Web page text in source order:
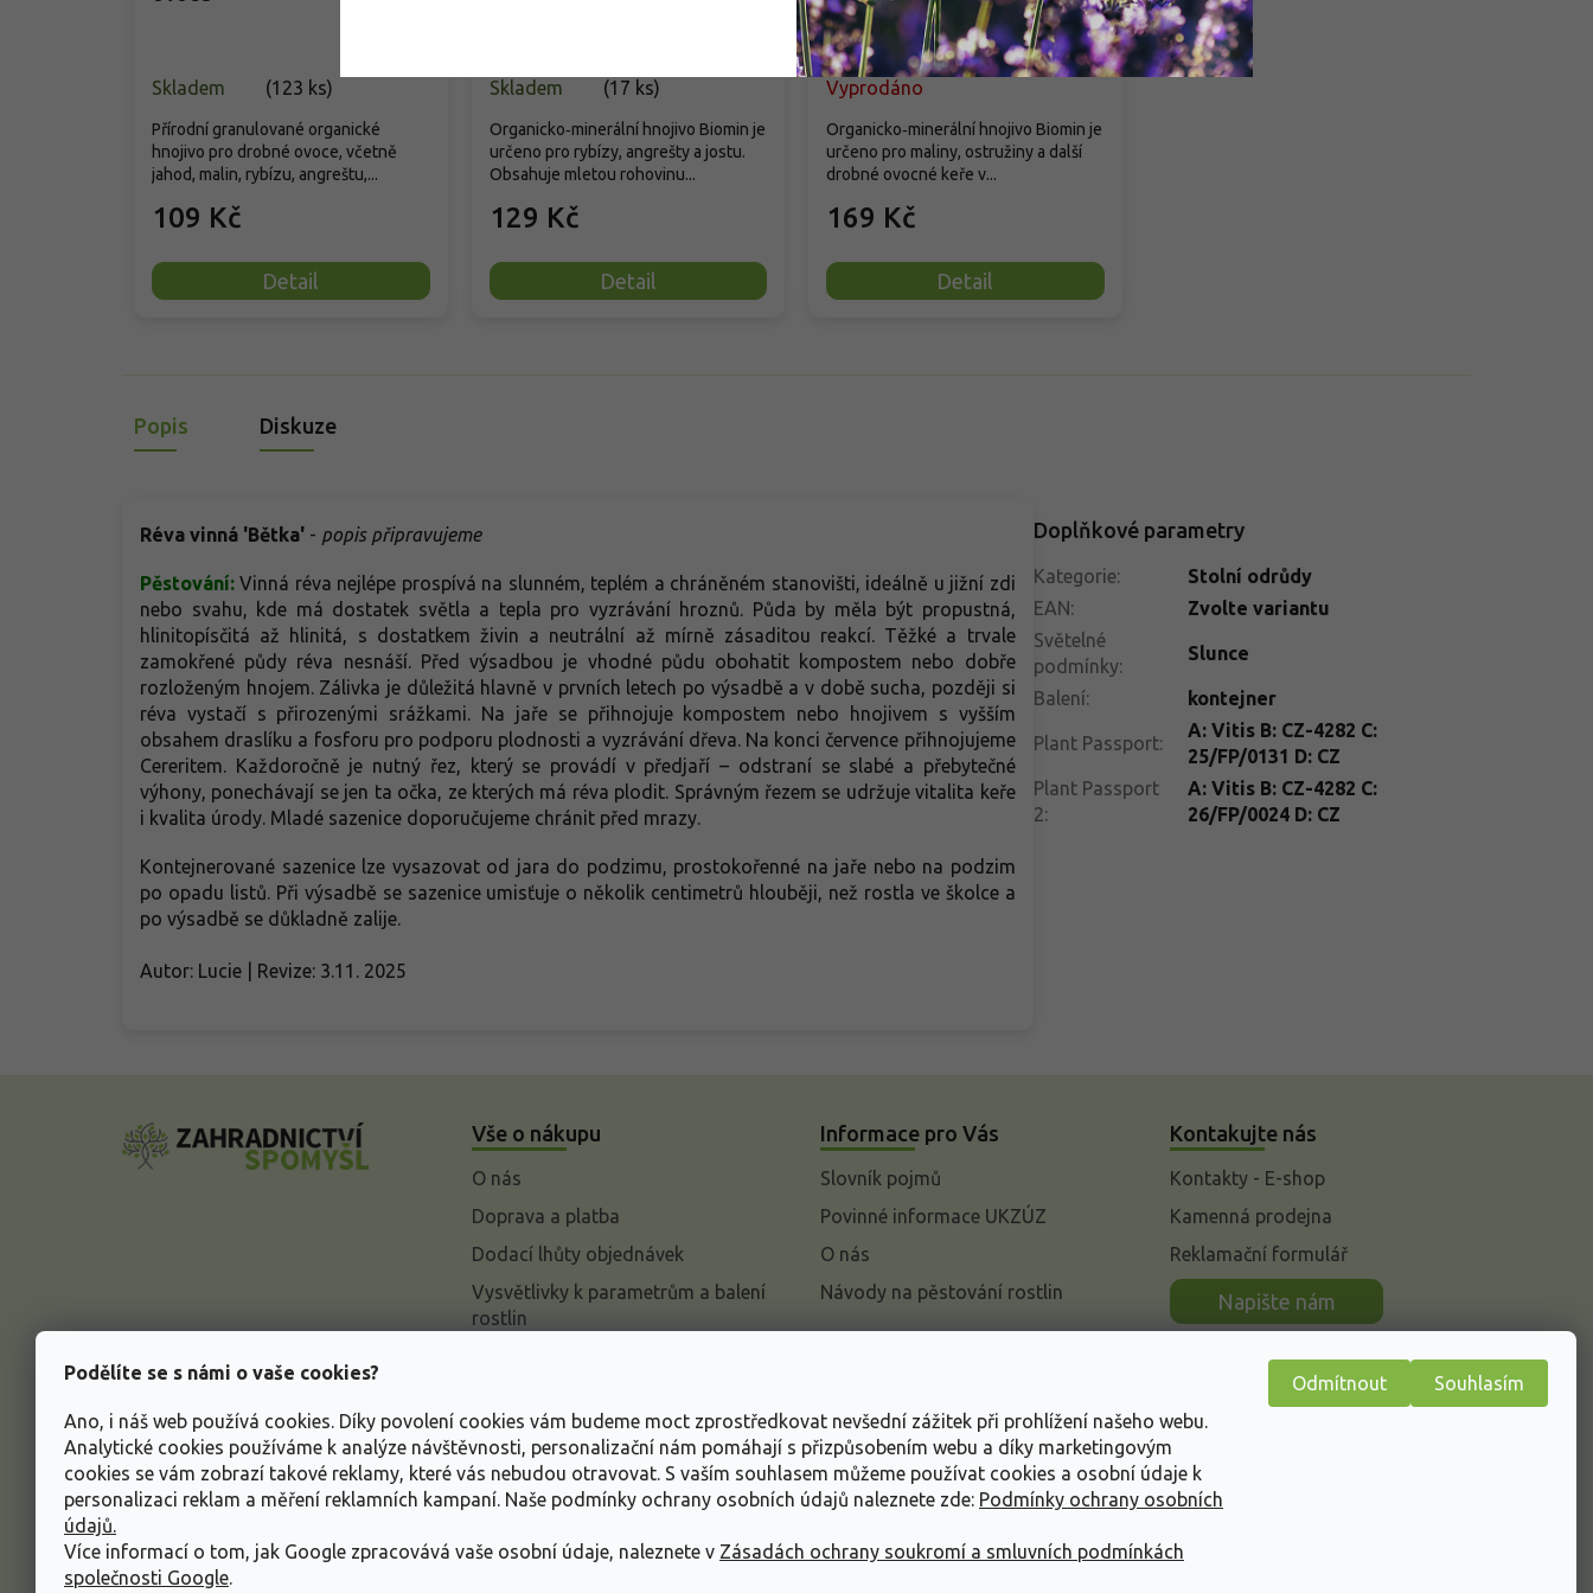
Podělíte se s námi o vaše cookies?
Ano, i náš web používá cookies. Díky povolení cookies vám budeme moct zprostředkovat nevšední zážitek při prohlížení našeho webu.
Analytické cookies používáme k analýze návštěvnosti, personalizační nám pomáhají s přizpůsobením webu a díky marketingovým
cookies se vám zobrazí takové reklamy, které vás nebudou otravovat. S vaším souhlasem můžeme používat cookies a osobní údaje k
personalizaci reklam a měření reklamních kampaní. Naše podmínky ochrany osobních údajů naleznete zde: Podmínky ochrany osobních
údajů.
Více informací o tom, jak Google zpracovává vaše osobní údaje, naleznete v Zásadách ochrany soukromí a smluvních podmínkách
společnosti Google.
Odmítnout Souhlasím
Skladem (123 ks)
109 Kč
Detail
Přírodní granulované organické
hnojivo pro drobné ovoce, včetně
jahod, malin, rybízu, angreštu,...
Skladem (17 ks)
129 Kč
Detail
Organicko‑minerální hnojivo Biomin je
určeno pro rybízy, angrešty a jostu.
Obsahuje mletou rohovinu...
Vyprodáno
169 Kč
Detail
Organicko‑minerální hnojivo Biomin je
určeno pro maliny, ostružiny a další
drobné ovocné keře v...
Popis Diskuze
Réva vinná 'Bětka' - popis připravujeme
Pěstování:Vinná réva nejlépe prospívá na slunném, teplém a chráněném stanovišti, ideálně u jižní zdi
nebo svahu, kde má dostatek světla a tepla pro vyzrávání hroznů. Půda by měla být propustná,
hlinitopísčitá až hlinitá, s dostatkem živin a neutrální až mírně zásaditou reakcí. Těžké a trvale
zamokřené půdy réva nesnáší. Před výsadbou je vhodné půdu obohatit kompostem nebo dobře
rozloženým hnojem. Zálivka je důležitá hlavně v prvních letech po výsadbě a v době sucha, později si
réva vystačí s přirozenými srážkami. Na jaře se přihnojuje kompostem nebo hnojivem s vyšším
obsahem draslíku a fosforu pro podporu plodnosti a vyzrávání dřeva. Na konci července přihnojujeme
Cereritem. Každoročně je nutný řez, který se provádí v předjaří – odstraní se slabé a přebytečné
výhony, ponechávají se jen ta očka, ze kterých má réva plodit. Správným řezem se udržuje vitalita keře
i kvalita úrody. Mladé sazenice doporučujeme chránit před mrazy.
Kontejnerované sazenice lze vysazovat od jara do podzimu, prostokořenné na jaře nebo na podzim
po opadu listů. Při výsadbě se sazenice umisťuje o několik centimetrů hlouběji, než rostla ve školce a
po výsadbě se důkladně zalije.
Autor: Lucie | Revize: 3.11. 2025
Doplňkové parametry
Kategorie:
Stolní odrůdy
EAN:
Zvolte variantu
Světelné
podmínky:
Slunce
Balení: kontejner
Plant Passport:
A: Vitis B: CZ-4282 C:
25/FP/0131 D: CZ
Plant Passport
2:
A: Vitis B: CZ-4282 C:
26/FP/0024 D: CZ
Vše o nákupu
O nás
Doprava a platba
Dodací lhůty objednávek
Vysvětlivky k parametrům a balení
rostlin
Informace o ochraně osobních
údajů
Obchodní podmínky
Informace pro Vás
Slovník pojmů
Povinné informace UKZÚZ
O nás
Návody na pěstování rostlin
Kontakujte nás
Kontakty - E-shop
Kamenná prodejna
Reklamační formulář
Napište nám